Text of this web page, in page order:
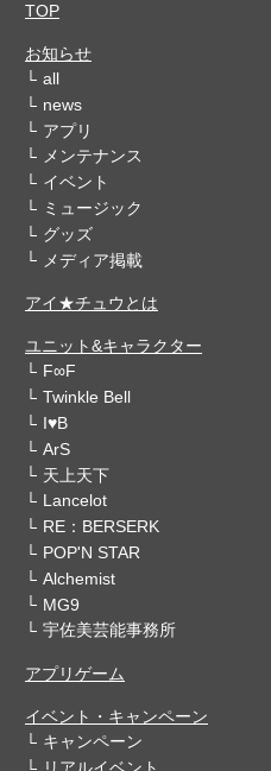
TOP
お知らせ
all
news
アプリ
メンテナンス
イベント
ミュージック
グッズ
メディア掲載
アイ★チュウとは
ユニット&キャラクター
F∞F
Twinkle Bell
I♥B
ArS
天上天下
Lancelot
RE：BERSERK
POP'N STAR
Alchemist
MG9
宇佐美芸能事務所
アプリゲーム
イベント・キャンペーン
キャンペーン